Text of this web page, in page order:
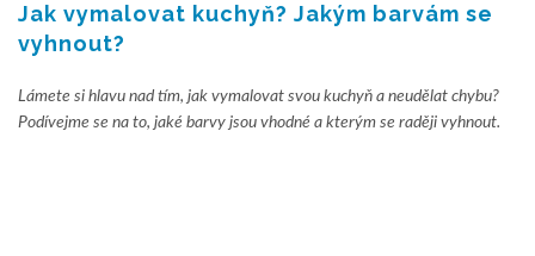
Jak vymalovat kuchyň? Jakým barvám se
vyhnout?
Lámete si hlavu nad tím, jak vymalovat svou kuchyň a neudělat chybu?
Podívejme se na to, jaké barvy jsou vhodné a kterým se raději vyhnout.